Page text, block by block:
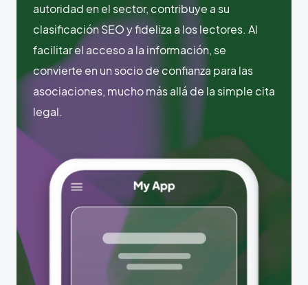
autoridad en el sector, contribuye a su
clasificación SEO y fideliza a los lectores. Al
facilitar el acceso a la información, se
convierte en un socio de confianza para las
asociaciones, mucho más allá de la simple cita
legal.